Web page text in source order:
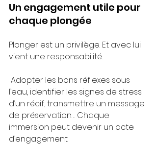
Un engagement utile pour
chaque plongée
Plonger est un privilège. Et avec lui
vient une responsabilité.
l’eau, identifier les signes de stress
d’un récif, transmettre un message
de préservation… Chaque
immersion peut devenir un acte
d’engagement.